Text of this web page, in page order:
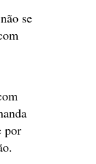
se
por